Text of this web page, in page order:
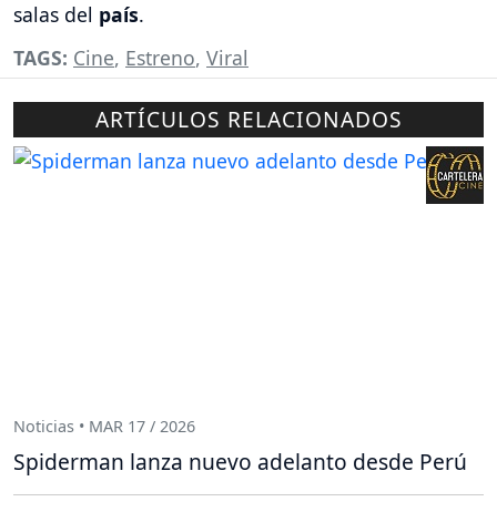
salas del país.
TAGS: Cine, Estreno, Viral
ARTÍCULOS RELACIONADOS
Noticias • MAR 17 / 2026
Spiderman lanza nuevo adelanto desde Perú